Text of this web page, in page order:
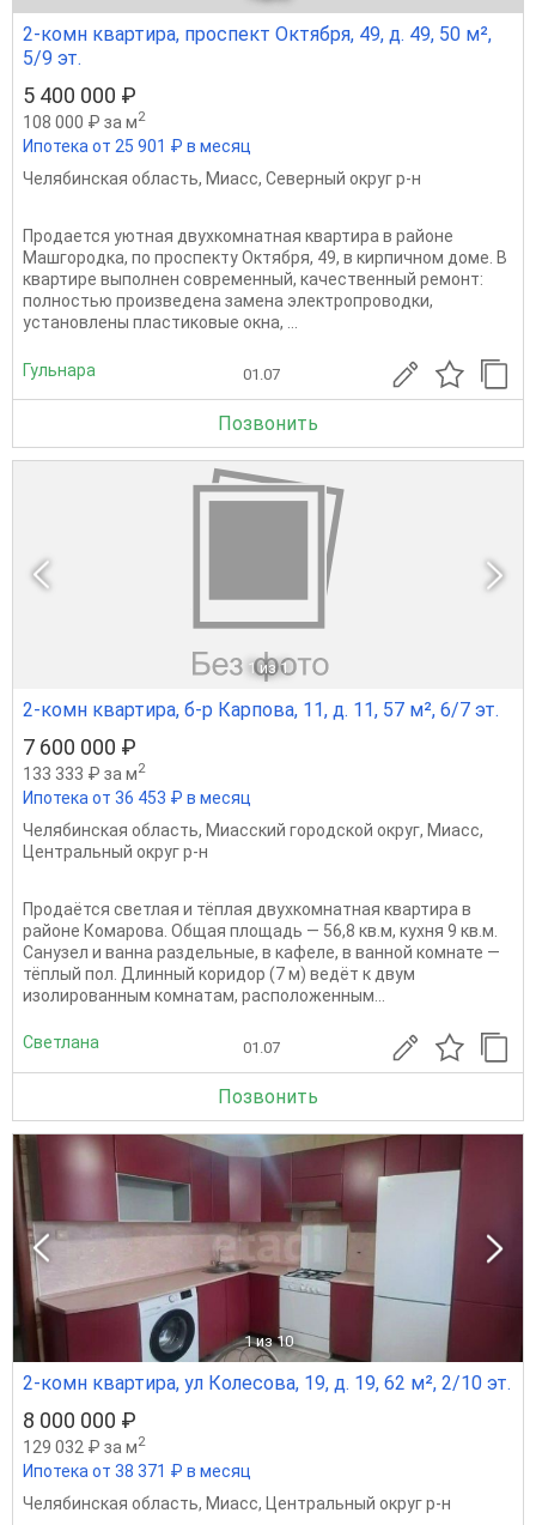
2-комн квартира, проспект Октября, 49, д. 49, 50 м²,
5/9 эт.
5 400 000 ₽
108 000 ₽ за м2
Ипотека от 25 901 ₽ в месяц
Челябинская область, Миасс, Северный округ р-н
Продается уютная двухкомнатная квартира в районе
Машгородка, по проспекту Октября, 49, в кирпичном доме. В
квартире выполнен современный, качественный ремонт:
полностью произведена замена электропроводки,
установлены пластиковые окна, ...
Гульнара 01.07
Позвонить
1 из 1
2-комн квартира, б-р Карпова, 11, д. 11, 57 м², 6/7 эт.
7 600 000 ₽
133 333 ₽ за м2
Ипотека от 36 453 ₽ в месяц
Челябинская область, Миасский городской округ, Миасс,
Центральный округ р-н
Продаётся светлая и тёплая двухкомнатная квартира в
районе Комарова. Общая площадь — 56,8 кв.м, кухня 9 кв.м.
Санузел и ванна раздельные, в кафеле, в ванной комнате —
тёплый пол. Длинный коридор (7 м) ведёт к двум
изолированным комнатам, расположенным...
Светлана 01.07
Позвонить
1 из 10
2-комн квартира, ул Колесова, 19, д. 19, 62 м², 2/10 эт.
8 000 000 ₽
129 032 ₽ за м2
Ипотека от 38 371 ₽ в месяц
Челябинская область, Миасс, Центральный округ р-н